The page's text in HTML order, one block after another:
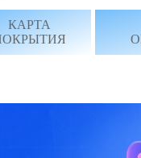
КАРТА